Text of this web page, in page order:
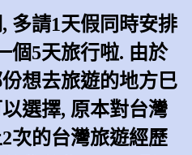
, 多請1天假同時安排
個5天旅行啦. 由於
想去旅遊的地方巳
選擇, 原本對台灣
2次的台灣旅遊經歷